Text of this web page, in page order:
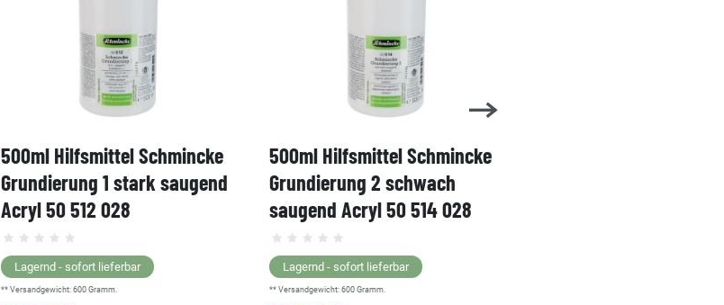
500ml Hilfsmittel Schmincke
Grundierung 1 stark saugend
Acryl 50 512 028
Lagernd - sofort lieferbar
** Versandgewicht: 600 Gramm.
500ml Hilfsmittel Schmincke
Grundierung 2 schwach
saugend Acryl 50 514 028
Lagernd - sofort lieferbar
** Versandgewicht:600 Gramm.